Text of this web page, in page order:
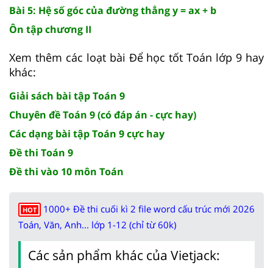
Bài 5: Hệ số góc của đường thẳng y = ax + b
Ôn tập chương II
Xem thêm các loạt bài Để học tốt Toán lớp 9 hay
khác:
Giải sách bài tập Toán 9
Chuyên đề Toán 9 (có đáp án - cực hay)
Các dạng bài tập Toán 9 cực hay
Đề thi Toán 9
Đề thi vào 10 môn Toán
HOT
1000+ Đề thi cuối kì 2 file word cấu trúc mới 2026
Toán, Văn, Anh... lớp 1-12 (chỉ từ 60k)
Các sản phẩm khác của Vietjack: